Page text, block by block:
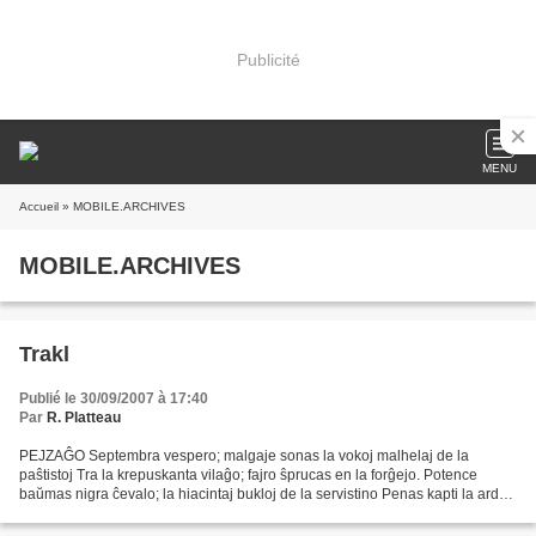
Publicité
MENU
Accueil » MOBILE.ARCHIVES
MOBILE.ARCHIVES
Trakl
Publié le 30/09/2007 à 17:40
Par R. Platteau
PEJZAĜO Septembra vespero; malgaje sonas la vokoj malhelaj de la
paŝtistoj Tra la krepuskanta vilaĝo; fajro ŝprucas en la forĝejo. Potence
baŭmas nigra ĉevalo; la hiacintaj bukloj de la servistino Penas kapti la ardon